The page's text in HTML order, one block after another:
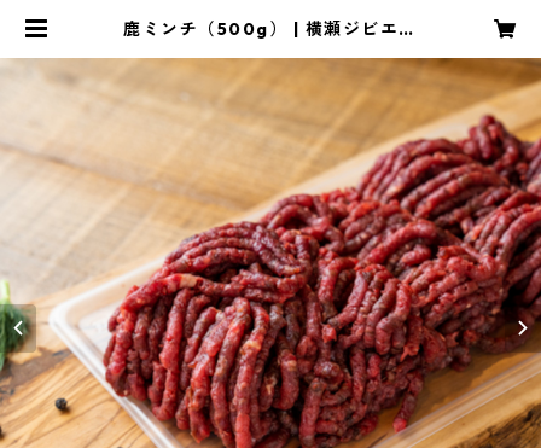
鹿ミンチ（500g） | 横瀬ジビエ製